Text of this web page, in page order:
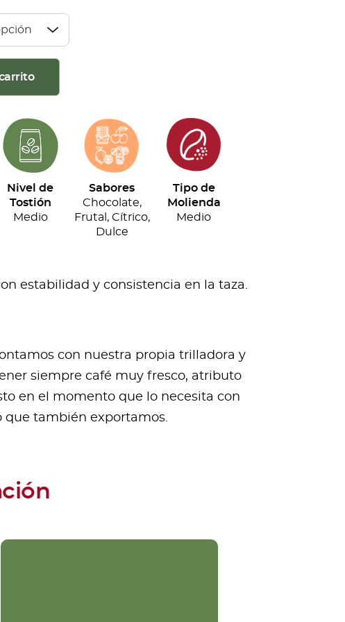
Nivel de
Tostión
Medio
Sabores
Chocolate,
Frutal, Cítrico,
Dulce
Tipo de
Molienda
Medio
estabilidad y consistencia en la taza.
con nuestra propia trilladora y
siempre café muy fresco, atributo
en el momento que lo necesita con
que también exportamos.